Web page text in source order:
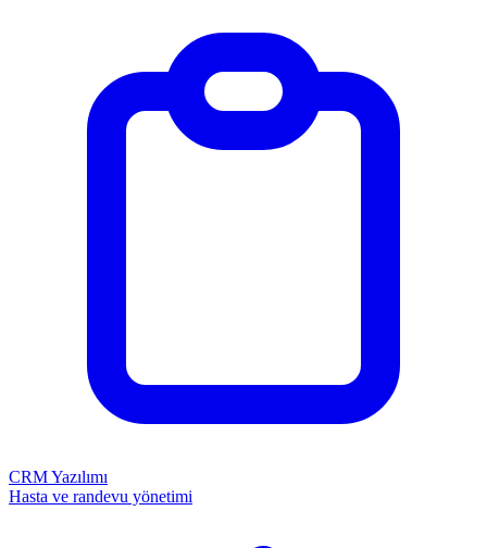
CRM Yazılımı
Hasta ve randevu yönetimi